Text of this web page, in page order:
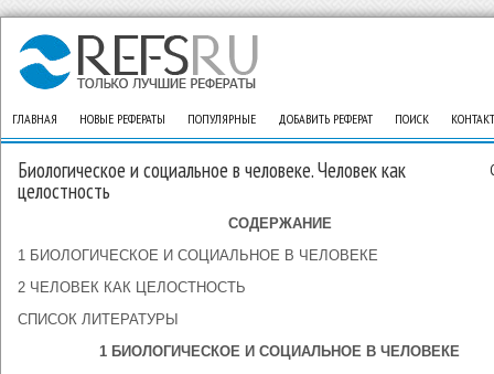
ГЛАВНАЯ НОВЫЕ РЕФЕРАТЫ ПОПУЛЯРНЫЕ ДОБАВИТЬ РЕФЕРАТ ПОИСК
Биологическое и социальное в человеке. Человек как
целостность
СОДЕРЖАНИЕ
1 БИОЛОГИЧЕСКОЕ И СОЦИАЛЬНОЕ В ЧЕЛОВЕКЕ
2 ЧЕЛОВЕК КАК ЦЕЛОСТНОСТЬ
СПИСОК ЛИТЕРАТУРЫ
1 БИОЛОГИЧЕСКОЕ И СОЦИАЛЬНОЕ В ЧЕЛОВЕКЕ